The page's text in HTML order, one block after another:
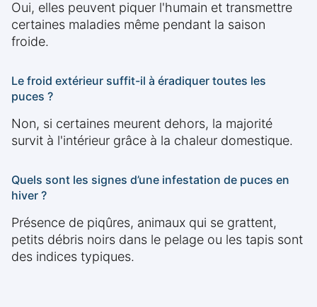
Oui, elles peuvent piquer l'humain et transmettre
certaines maladies même pendant la saison
froide.
Le froid extérieur suffit-il à éradiquer toutes les
puces ?
Non, si certaines meurent dehors, la majorité
survit à l'intérieur grâce à la chaleur domestique.
Quels sont les signes d’une infestation de puces en
hiver ?
Présence de piqûres, animaux qui se grattent,
petits débris noirs dans le pelage ou les tapis sont
des indices typiques.